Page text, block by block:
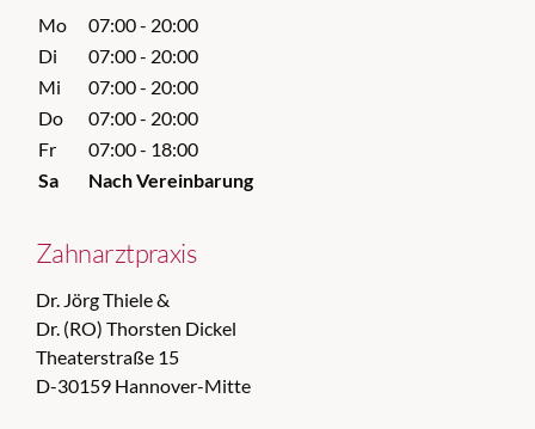
Mo
07:00 - 20:00
Di
07:00 - 20:00
Mi
07:00 - 20:00
Do
07:00 - 20:00
Fr
07:00 - 18:00
Sa
Nach Vereinbarung
Zahnarztpraxis
Dr. Jörg Thiele &
Dr. (RO) Thorsten Dickel
Theaterstraße 15
D-30159 Hannover-Mitte